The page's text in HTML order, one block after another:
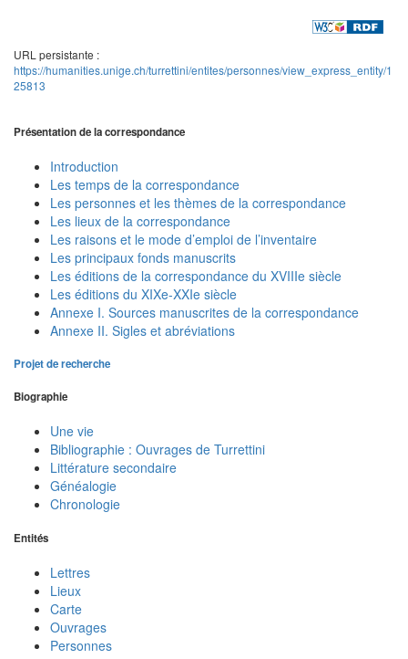
URL persistante :
https://humanities.unige.ch/turrettini/entites/personnes/view_express_entity/1
25813
Présentation de la correspondance
Introduction
Les temps de la correspondance
Les personnes et les thèmes de la correspondance
Les lieux de la correspondance
Les raisons et le mode d’emploi de l’inventaire
Les principaux fonds manuscrits
Les éditions de la correspondance du XVIIIe siècle
Les éditions du XIXe-XXIe siècle
Annexe I. Sources manuscrites de la correspondance
Annexe II. Sigles et abréviations
Projet de recherche
Biographie
Une vie
Bibliographie : Ouvrages de Turrettini
Littérature secondaire
Généalogie
Chronologie
Entités
Lettres
Lieux
Carte
Ouvrages
Personnes